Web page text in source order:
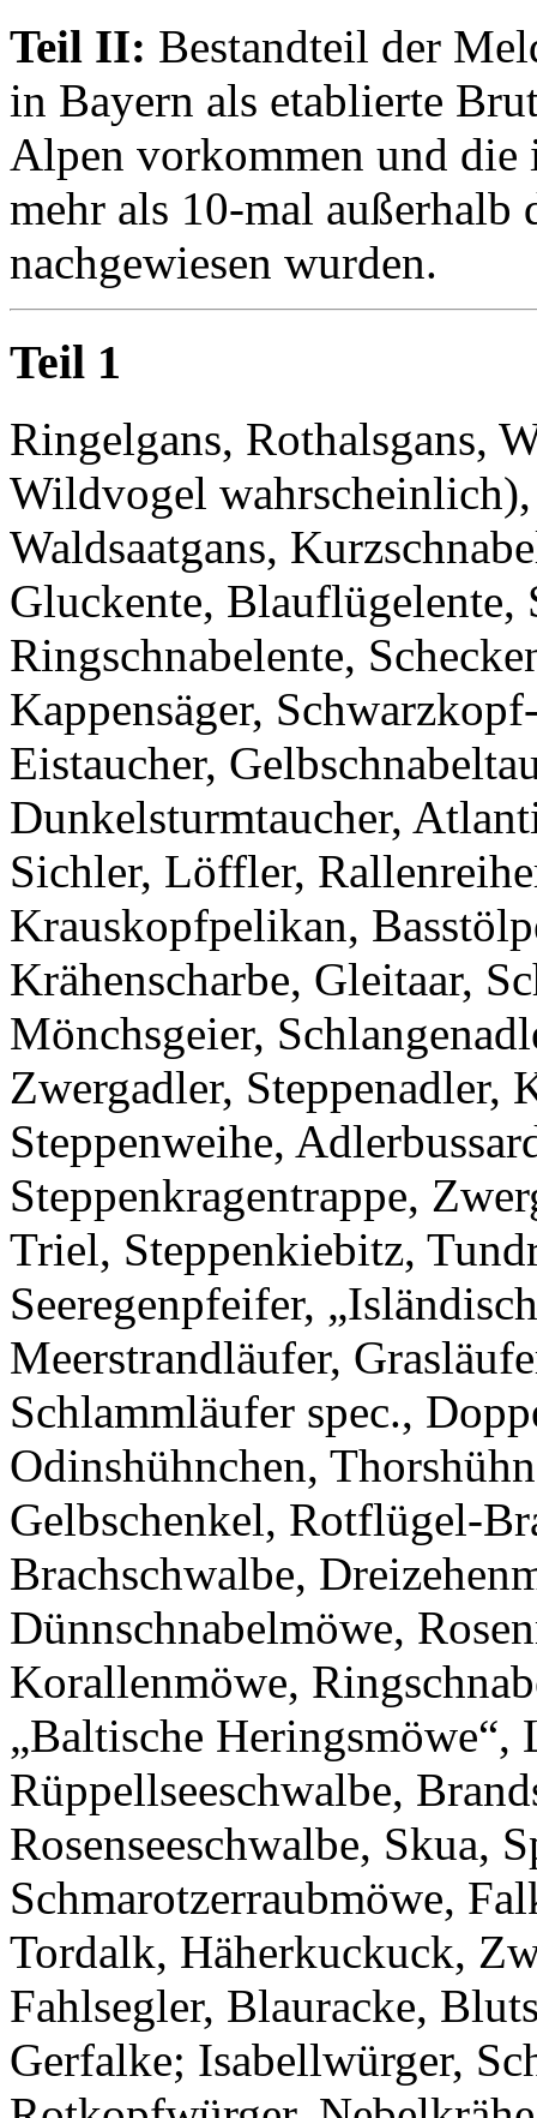
Teil II: Bestandteil der
in Bayern als etablierte
Alpen vorkommen und die
mehr als 10-mal außerhalb
nachgewiesen wurden.
Teil 1
Ringelgans, Rothalsgans,
Wildvogel wahrscheinlich),
Waldsaatgans,
Gluckente, Blauflügelente,
Ringschnabelente,
Kappensäger,
Eistaucher,
Dunkelsturmtaucher,
Sichler, Löffler,
Krauskopfpelikan,
Krähenscharbe, Gleitaar,
Mönchsgeier,
Zwergadler, Steppenadler,
Steppenweihe,
Steppenkragentrappe,
Triel, Steppenkiebitz,
Seeregenpfeifer,
Meerstrandläufer,
Schlammläufer spec.,
Odinshühnchen,
Gelbschenkel, Rotflügel-
Brachschwalbe,
Dünnschnabelmöwe,
Korallenmöwe,
„Baltische Heringsmöwe“,
Rüppellseeschwalbe,
Rosenseeschwalbe, Skua,
Schmarotzerraubmöwe,
Tordalk, Häherkuckuck,
Fahlsegler, Blauracke,
Gerfalke; Isabellwürger,